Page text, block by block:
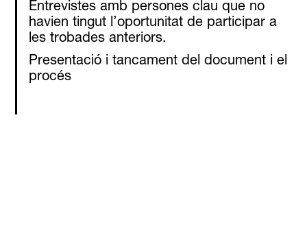
Entrevistes amb persones clau que no
havien tingut l’oportunitat de participar a
les trobades anteriors.
Presentació i tancament del document i el
procés